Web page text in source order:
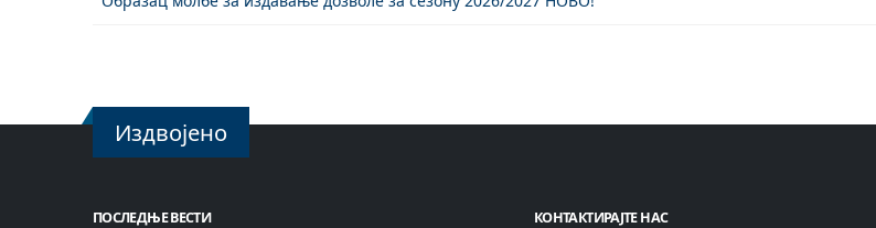
Издвојено
ПОСЛЕДЊЕ ВЕСТИ КОНТАКТИРАЈТЕ НАС